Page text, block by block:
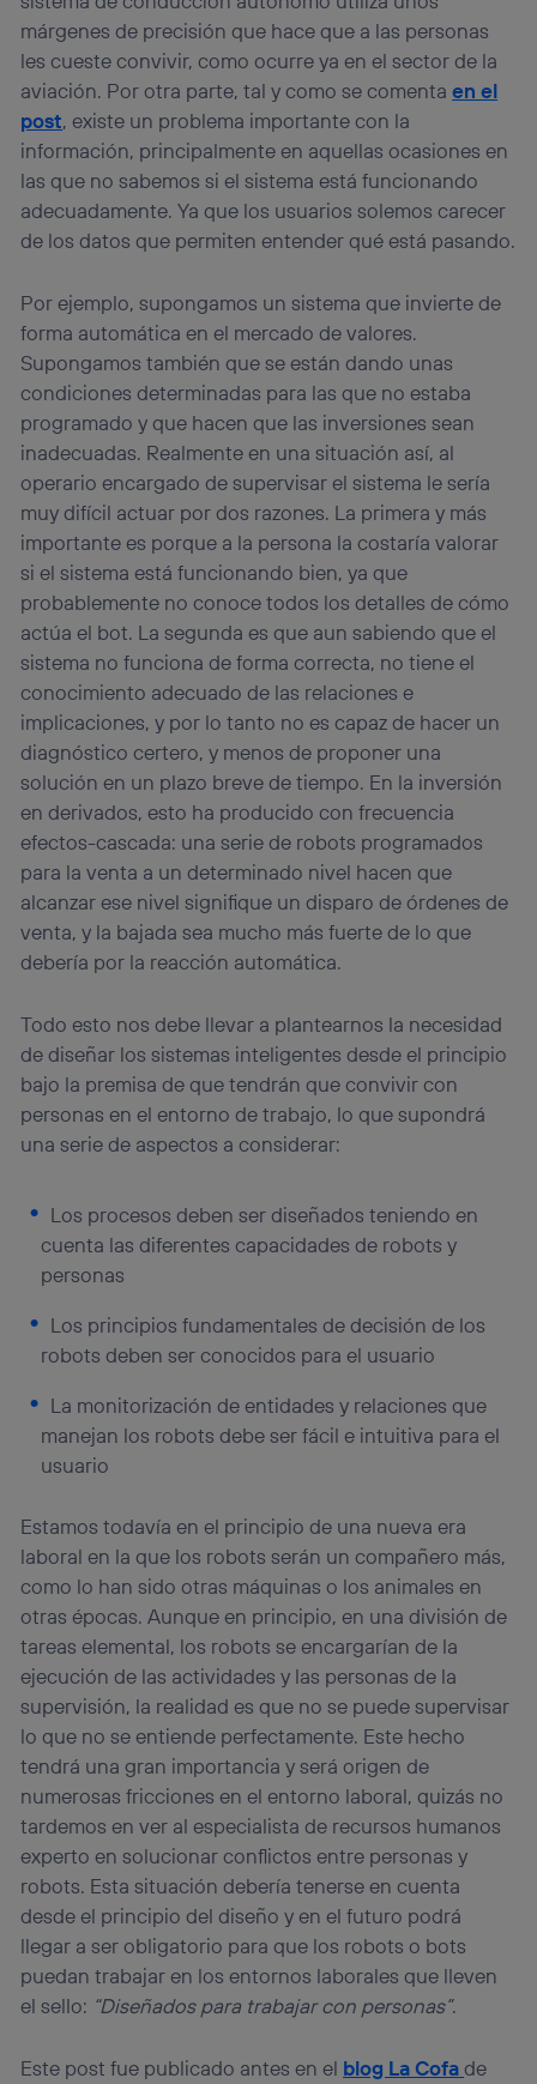
márgenes de precisión que hace que a las personas
les cueste convivir, como ocurre ya en el sector de la
aviación. Por otra parte, tal y como se comentaen el
post, existe un problema importante con la
información, principalmente en aquellas ocasiones en
las que no sabemos si el sistema está funcionando
adecuadamente. Ya que los usuarios solemos carecer
de los datos que permiten entender qué está pasando.
Por ejemplo, supongamos un sistema que invierte de
forma automática en el mercado de valores.
Supongamos también que se están dando unas
condiciones determinadas para las que no estaba
programado y que hacen que las inversiones sean
inadecuadas. Realmente en una situación así, al
operario encargado de supervisar el sistema le sería
muy difícil actuar por dos razones. La primera y más
importante es porque a la persona la costaría valorar
si el sistema está funcionando bien, ya que
probablemente no conoce todos los detalles de cómo
actúa el bot. La segunda es que aun sabiendo que el
sistema no funciona de forma correcta, no tiene el
conocimiento adecuado de las relaciones e
implicaciones, y por lo tanto no es capaz de hacer un
diagnóstico certero, y menos de proponer una
solución en un plazo breve de tiempo. En la inversión
en derivados, esto ha producido con frecuencia
efectos-cascada: una serie de robots programados
para la venta a un determinado nivel hacen que
alcanzar ese nivel signifique un disparo de órdenes de
venta, y la bajada sea mucho más fuerte de lo que
debería por la reacción automática.
Todo esto nos debe llevar a plantearnos la necesidad
de diseñar los sistemas inteligentes desde el principio
bajo la premisa de que tendrán que convivir con
personas en el entorno de trabajo, lo que supondrá
una serie de aspectos a considerar:
Los procesos deben ser diseñados teniendo en
cuenta las diferentes capacidades de robots y
personas
Los principios fundamentales de decisión de los
robots deben ser conocidos para el usuario
La monitorización de entidades y relaciones que
manejan los robots debe ser fácil e intuitiva para el
usuario
Estamos todavía en el principio de una nueva era
laboral en la que los robots serán un compañero más,
como lo han sido otras máquinas o los animales en
otras épocas. Aunque en principio, en una división de
tareas elemental, los robots se encargarían de la
ejecución de las actividades y las personas de la
supervisión, la realidad es que no se puede supervisar
lo que no se entiende perfectamente. Este hecho
tendrá una gran importancia y será origen de
numerosas fricciones en el entorno laboral, quizás no
tardemos en ver al especialista de recursos humanos
experto en solucionar conflictos entre personas y
robots. Esta situación debería tenerse en cuenta
desde el principio del diseño y en el futuro podrá
llegar a ser obligatorio para que los robots o bots
puedan trabajar en los entornos laborales que lleven
el sello: “Diseñados para trabajar con personas”.
Este post fue publicado antes en el blog La Cofade